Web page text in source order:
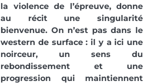
la violence de l’épreuve, donne
au récit une singularité
bienvenue. On n’est pas dans le
western de surface : il y a ici une
noirceur, un sens du
rebondissement et une
progression qui maintiennent